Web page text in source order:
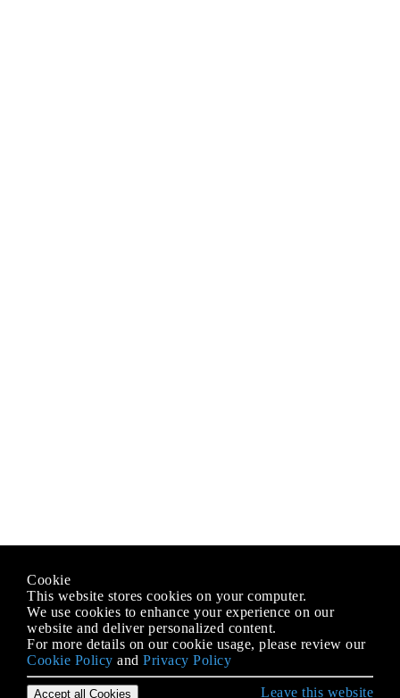
Cookie
This website stores cookies on your computer.
We use cookies to enhance your experience on our
website and deliver personalized content.
For more details on our cookie usage, please review our
Cookie Policy and Privacy Policy
Accept all Cookies Leave this website